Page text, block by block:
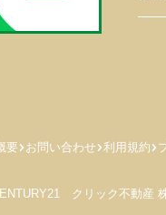
要 お問い合わせ 利用規約
クリック不動産